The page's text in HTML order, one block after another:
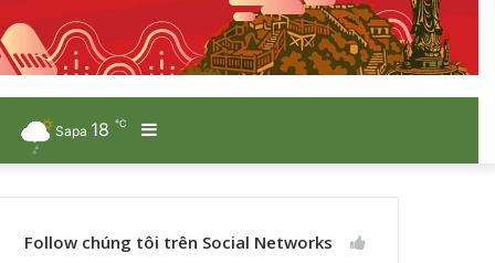
Sidebar
Sapa 18 ℃
Follow chúng tôi trên Social Networks